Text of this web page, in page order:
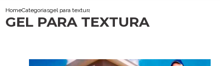
HomeCategoriasgel para textura
GEL PARA TEXTURA